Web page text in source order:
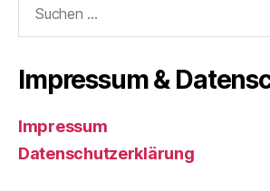
nach:
Impressum &
Impressum
Datenschutzerklärung